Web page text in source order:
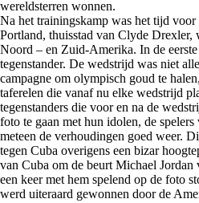
wereldsterren wonnen.
Na het trainingskamp was het tijd
Portland, thuisstad van Clyde Drexler,
Noord – en Zuid-Amerika. In de
tegenstander. De wedstrijd was niet
campagne om olympisch goud te
taferelen die vanaf nu elke wedstrijd
tegenstanders die voor en na de
foto te gaan met hun idolen, de
meteen de verhoudingen goed weer.
tegen Cuba overigens een bizar
van Cuba om de beurt Michael Jordan
een keer met hem spelend op de foto
werd uiteraard gewonnen door de